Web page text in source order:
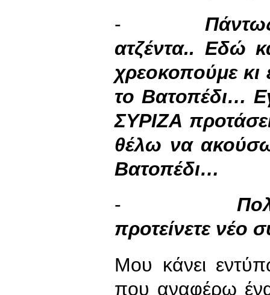
-
ατζέντα.. Εδώ
χρεοκοπούμε κι
το Βατοπέδι…
ΣΥΡΙΖΑ
θέλω να
Βατοπέδι…
-
προτείνετε νέο
Μου κάνει
που αναφέρω